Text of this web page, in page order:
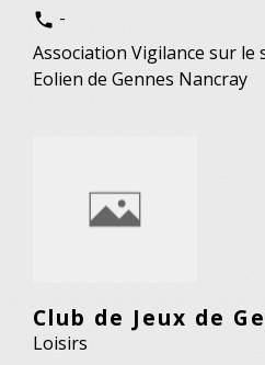
phone -
Association Vigilance sur le
Eolien de Gennes Nancray
Club de Jeux de
Loisirs